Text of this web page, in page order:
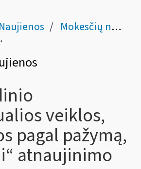
Naujienos Mokesčių naujienos
veiklos,
pagal pažymą,
atnaujinimo